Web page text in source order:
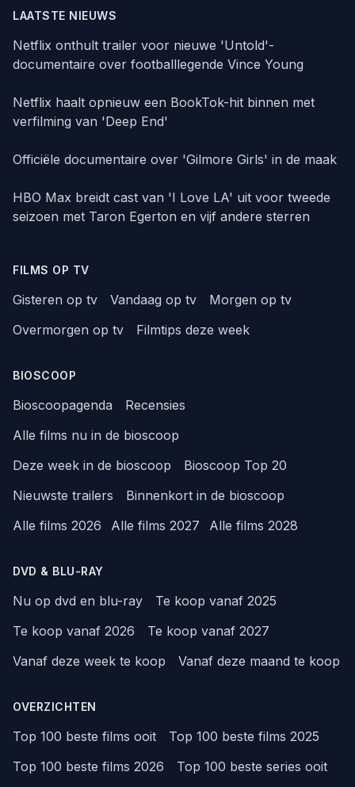
LAATSTE NIEUWS
Netflix onthult trailer voor nieuwe 'Untold'-
documentaire over footballlegende Vince Young
Netflix haalt opnieuw een BookTok-hit binnen met
verfilming van 'Deep End'
Officiële documentaire over 'Gilmore Girls' in de maak
HBO Max breidt cast van 'I Love LA' uit voor tweede
seizoen met Taron Egerton en vijf andere sterren
FILMS OP TV
Gisteren op tv Vandaag op tv
Morgen op tv
Overmorgen op tv
Filmtips deze week
BIOSCOOP
Bioscoopagenda
Recensies
Alle films nu in de bioscoop
Deze week in de bioscoop
Bioscoop Top 20
Nieuwste trailers
Binnenkort in de bioscoop
Alle films 2026
Alle films 2027 Alle films 2028
DVD & BLU-RAY
Nu op dvd en blu-ray
Te koop vanaf 2025
Te koop vanaf 2026
Te koop vanaf 2027
Vanaf deze week te koop
Vanaf deze maand te koop
OVERZICHTEN
Top 100 beste films ooit
Top 100 beste films 2025
Top 100 beste films 2026
Top 100 beste series ooit